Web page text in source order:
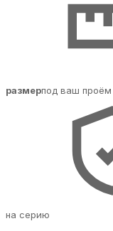
размерпод ваш проём
на серию